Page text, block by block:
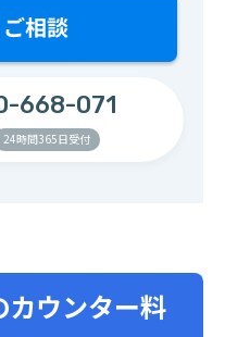
668-071
24時間365日受付
カウンター料